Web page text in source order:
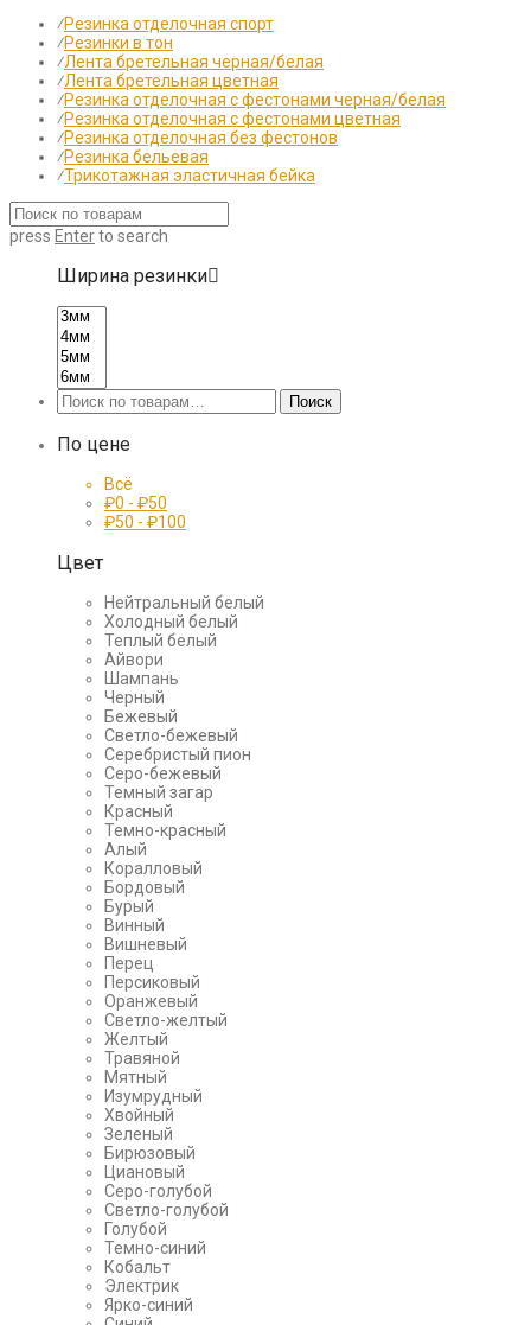
⁄Резинка отделочная спорт
⁄Резинки в тон
⁄Лента бретельная черная/белая
⁄Лента бретельная цветная
⁄Резинка отделочная с фестонами черная/белая
⁄Резинка отделочная с фестонами цветная
⁄Резинка отделочная без фестонов
⁄Резинка бельевая
⁄Трикотажная эластичная бейка
press Enterto search
Ширина резинки
Искать: Поиск
По цене
Всё
₽0 - ₽50
₽50 - ₽100
Цвет
Нейтральный белый
Холодный белый
Теплый белый
Айвори
Шампань
Черный
Бежевый
Светло-бежевый
Серебристый пион
Серо-бежевый
Темный загар
Красный
Темно-красный
Алый
Коралловый
Бордовый
Бурый
Винный
Вишневый
Перец
Персиковый
Оранжевый
Светло-желтый
Желтый
Травяной
Мятный
Изумрудный
Хвойный
Зеленый
Бирюзовый
Циановый
Серо-голубой
Светло-голубой
Голубой
Темно-синий
Кобальт
Электрик
Ярко-синий